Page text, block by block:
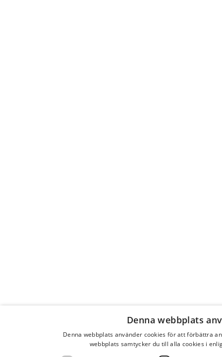
Denna webbplats
Denna webbplats använder cookies för att förbättra
webbplats samtycker du till alla cookies i